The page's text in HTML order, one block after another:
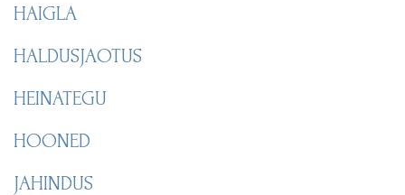
HAIGLA
HALDUSJAOTUS
HEINATEGU
HOONED
JAHINDUS